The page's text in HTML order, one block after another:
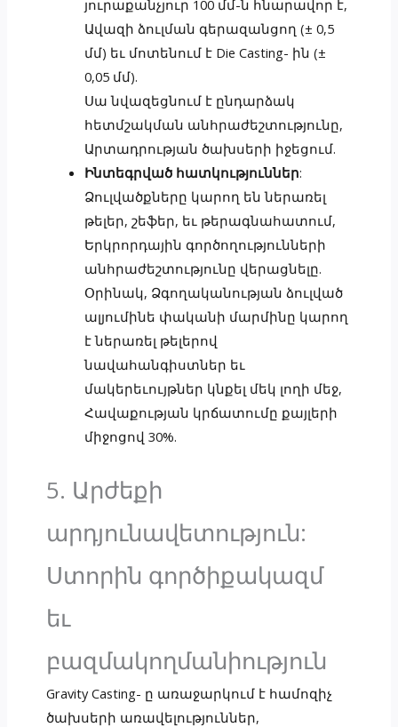
յուրաքանչյուր 100 մմ-ն հնարավոր է,
Ավազի ձուլման գերազանցող (± 0,5
մմ) եւ մոտենում է Die Casting- ին (±
0,05 մմ).
Սա նվազեցնում է ընդարձակ
հետմշակման անհրաժեշտությունը,
Արտադրության ծախսերի իջեցում.
Ինտեգրված հատկություններ:
Ձուլվածքները կարող են ներառել
թելեր, շեֆեր, եւ թերագնահատում,
Երկրորդային գործողությունների
անհրաժեշտությունը վերացնելը.
Օրինակ, Ձգողականության ձուլված
ալյումինե փականի մարմինը կարող
է ներառել թելերով
նավահանգիստներ եւ
մակերեւույթներ կնքել մեկ լողի մեջ,
Հավաքության կրճատումը քայլերի
միջոցով 30%.
5. Արժեքի
արդյունավետություն:
Ստորին գործիքակազմ
եւ
բազմակողմանիություն
Gravity Casting- ը առաջարկում է համոզիչ
ծախսերի առավելություններ,